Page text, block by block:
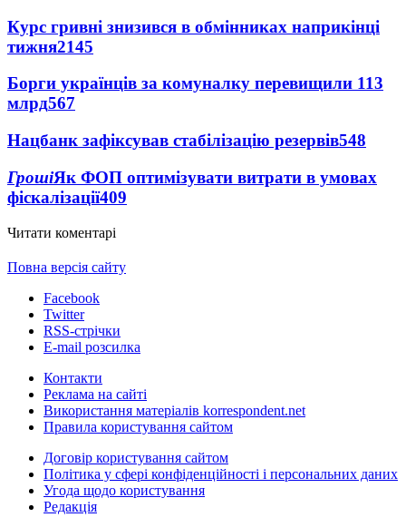
Курс гривні знизився в обмінниках наприкінці
тижня2145
Борги українців за комуналку перевищили 113
млрд567
Нацбанк зафіксував стабілізацію резервів548
ГрошіЯк ФОП оптимізувати витрати в умовах
фіскалізації409
Читати коментарі
Повна версія сайту
Facebook
Twitter
RSS-стрічки
E-mail розсилка
Контакти
Реклама на сайті
Використання матеріалів korrespondent.net
Правила користування сайтом
Договір користування сайтом
Політика у сфері конфіденційності і персональних даних
Угода щодо користування
Редакція